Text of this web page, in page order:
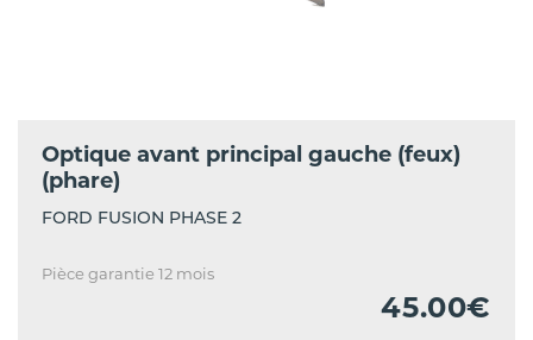
Optique avant principal gauche (feux)
(phare)
FORD FUSION PHASE 2
Pièce garantie 12 mois
45.00€